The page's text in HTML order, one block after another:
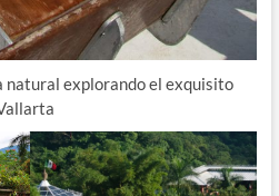
natural explorando el exquisito